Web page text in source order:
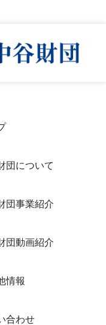
団について
団事業紹介
団動画紹介
情報
合わせ